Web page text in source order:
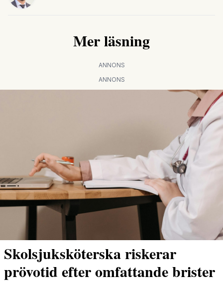
Mer läsning
ANNONS
ANNONS
Skolsjuksköterska riskerar
prövotid efter omfattande brister